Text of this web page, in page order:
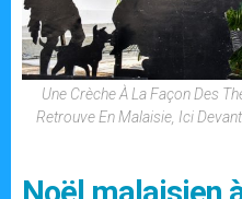
Une Crèche À La Façon Des
Retrouve En Malaisie, Ici